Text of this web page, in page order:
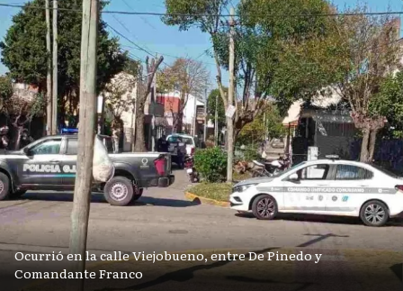
Ocurrió en la calle Viejobueno, entre De Pinedo y
Comandante Franco